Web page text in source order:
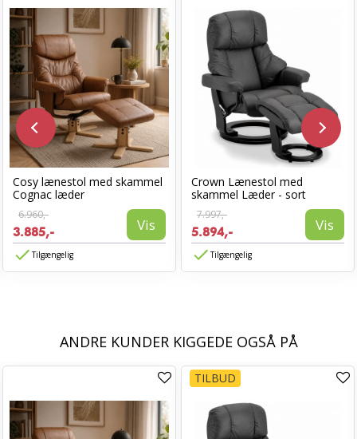
Cosy lænestol med skammel
Cognac læder
6.960,-
3.885,- Vis
Tilgængelig
Crown Lænestol med
skammel Læder - sort
7.997,-
5.894,- Vis
Tilgængelig
ANDRE KUNDER KIGGEDE OGSÅ PÅ
TILBUD